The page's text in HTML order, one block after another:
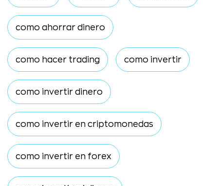
como ahorrar dinero
como hacer trading como invertir
como invertir dinero
como invertir en criptomonedas
como invertir en forex